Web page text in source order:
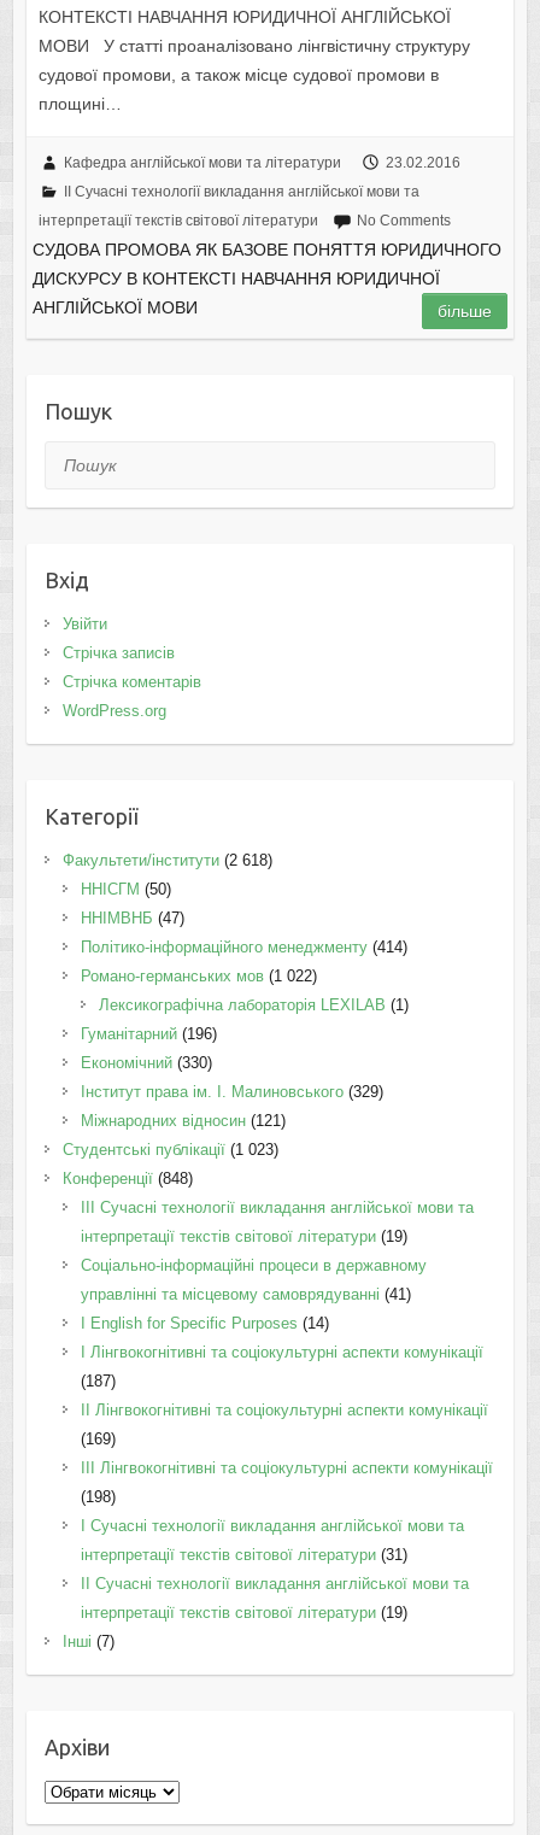
КОНТЕКСТІ НАВЧАННЯ ЮРИДИЧНОЇ АНГЛІЙСЬКОЇ
МОВИ У статті проаналізовано лінгвістичну структуру
судової промови, а також місце судової промови в
площині…
Кафедра англійської мови та літератури
23.02.2016
II Cучасні технології викладання англійської мови та
інтерпретації текстів світової літератури
No Comments
СУДОВА ПРОМОВА ЯК БАЗОВЕ ПОНЯТТЯ ЮРИДИЧНОГО
ДИСКУРСУ В КОНТЕКСТІ НАВЧАННЯ ЮРИДИЧНОЇ
АНГЛІЙСЬКОЇ МОВИ
більше
Пошук
Пошук
Вхід
Увійти
Стрічка записів
Стрічка коментарів
WordPress.org
Категорії
Факультети/інститути(2 618)
ННІСГМ (50)
ННІМВНБ (47)
Політико-інформаційного менеджменту(414)
Романо-германських мов(1 022)
Лексикографічна лабораторія LEXILAB (1)
Гуманітарний(196)
Економічний(330)
Інститут права ім. І. Малиновського(329)
Міжнародних відносин(121)
Студентські публікації(1 023)
Конференції(848)
III Сучасні технології викладання англійської мови та
інтерпретації текстів світової літератури(19)
Соціально-інформаційні процеси в державному
управлінні та місцевому самоврядуванні (41)
І English for Specific Purposes (14)
I Лінгвокогнітивні та соціокультурні аспекти комунікації
(187)
IІ Лінгвокогнітивні та соціокультурні аспекти комунікації
(169)
IІI Лінгвокогнітивні та соціокультурні аспекти комунікації
(198)
I Cучасні технології викладання англійської мови та
інтерпретації текстів світової літератури(31)
II Cучасні технології викладання англійської мови та
інтерпретації текстів світової літератури(19)
Інші (7)
Архіви
Архіви